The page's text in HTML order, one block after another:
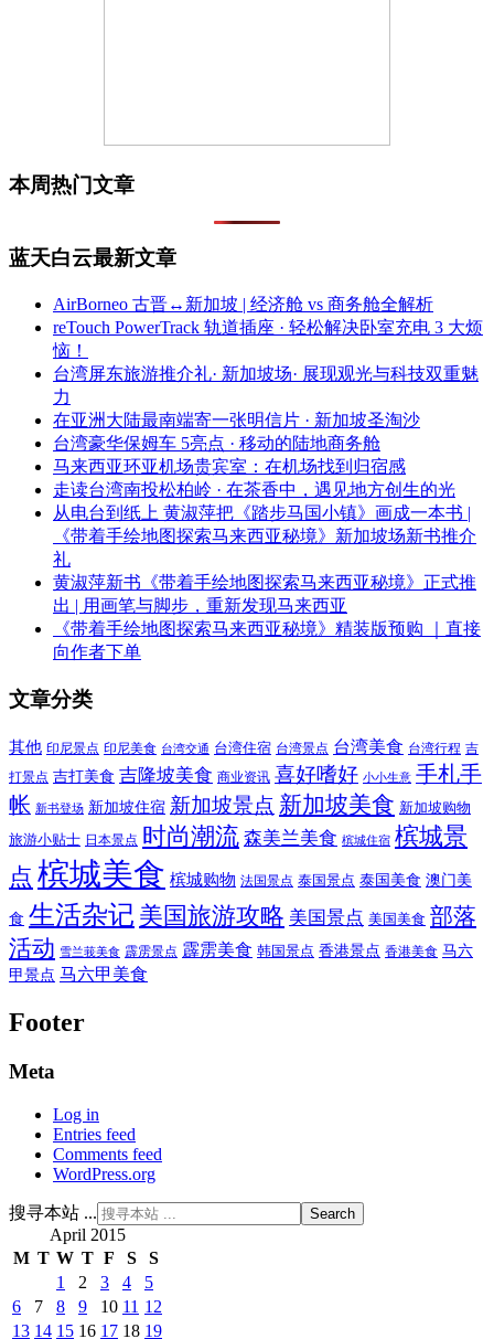
本周热门文章
蓝天白云最新文章
AirBorneo 古晋↔新加坡 | 经济舱 vs 商务舱全解析
reTouch PowerTrack 轨道插座 · 轻松解决卧室充电 3 大烦
恼！
台湾屏东旅游推介礼· 新加坡场· 展现观光与科技双重魅
力
在亚洲大陆最南端寄一张明信片 · 新加坡圣淘沙
台湾豪华保姆车 5亮点 · 移动的陆地商务舱
马来西亚环亚机场贵宾室：在机场找到归宿感
走读台湾南投松柏岭 · 在茶香中，遇见地方创生的光
从电台到纸上 黄淑萍把《踏步马国小镇》画成一本书 |
《带着手绘地图探索马来西亚秘境》新加坡场新书推介
礼
黄淑萍新书《带着手绘地图探索马来西亚秘境》正式推
出 | 用画笔与脚步，重新发现马来西亚
《带着手绘地图探索马来西亚秘境》精装版预购 ｜直接
向作者下单
文章分类
其他 印尼景点 印尼美食 台湾交通 台湾住宿 台湾景点 台湾美食 台湾行程 吉
打景点 吉打美食 吉隆坡美食 商业资讯 喜好嗜好 小小生意 手札手
帐 新书登场 新加坡住宿 新加坡景点 新加坡美食 新加坡购物
旅游小贴士 日本景点 时尚潮流 森美兰美食 槟城住宿 槟城景
点 槟城美食 槟城购物 法国景点 泰国景点 泰国美食 澳门美
食 生活杂记 美国旅游攻略 美国景点 美国美食 部落
活动 雪兰莪美食 霹雳景点 霹雳美食 韩国景点 香港景点 香港美食 马六
甲景点 马六甲美食
Footer
Meta
Log in
Entries feed
Comments feed
WordPress.org
搜寻本站 ...
April 2015
M T W T F S
S
1
2 3 4
5
6
7 8 9 10 11 12
13 14 15 16 17 18 19